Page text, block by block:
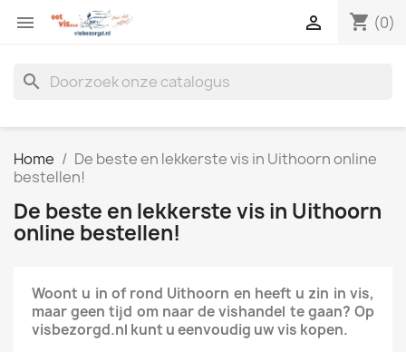
 shopping_cart (0)

search
Home
De beste en lekkerste vis in Uithoorn online
bestellen!
De beste en lekkerste vis in Uithoorn
online bestellen!
Woont u in of rond Uithoorn en heeft u zin in vis,
maar geen tijd om naar de vishandel te gaan? Op
visbezorgd.nl kunt u eenvoudig uw vis kopen.